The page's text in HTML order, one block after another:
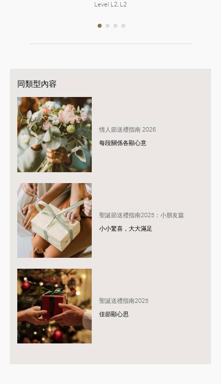
Level L2, L2
同類型內容
情人節送禮指南 2026
每段關係各顯心意
聖誕節送禮指南2025：小朋友篇
小小驚喜，大大滿足
聖誕送禮指南2025
佳節顯心思